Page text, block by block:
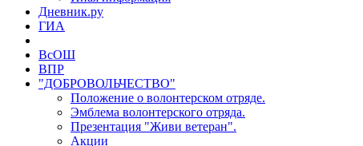
Дневник.ру
ГИА
ВсОШ
ВПР
"ДОБРОВОЛЬЧЕСТВО"
Положение о волонтерском отряде.
Эмблема волонтерского отряда.
Презентация "Живи ветеран".
Акции